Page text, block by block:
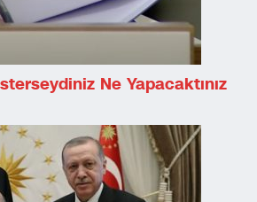
Ne Yapacaktınız